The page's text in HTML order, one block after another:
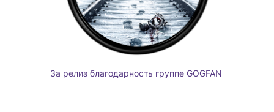
За релиз благодарность группе GOGFAN